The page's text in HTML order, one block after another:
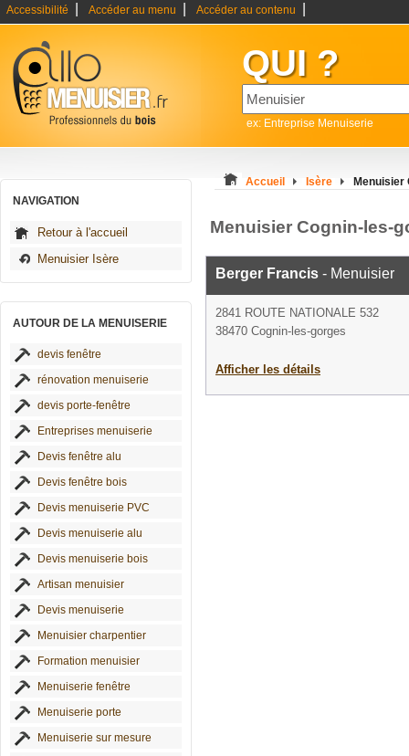
Accessibilité Accéder au menu Accéder au contenu
QUI ?
ex: Entreprise Menuiserie
NAVIGATION
Retour à l'accueil
Menuisier Isère
AUTOUR DE LA MENUISERIE
devis fenêtre
rénovation menuiserie
devis porte-fenêtre
Entreprises menuiserie
Devis fenêtre alu
Devis fenêtre bois
Devis menuiserie PVC
Devis menuiserie alu
Devis menuiserie bois
Artisan menuisier
Devis menuiserie
Menuisier charpentier
Formation menuisier
Menuiserie fenêtre
Menuiserie porte
Menuiserie sur mesure
Accueil Isère Menuisier
Menuisier Cognin-les-
Berger Francis - Menuisier
2841 ROUTE NATIONALE 532
38470 Cognin-les-gorges
Afficher les détails